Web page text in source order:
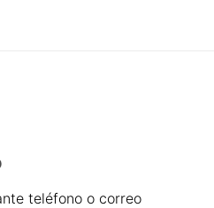
teléfono o correo